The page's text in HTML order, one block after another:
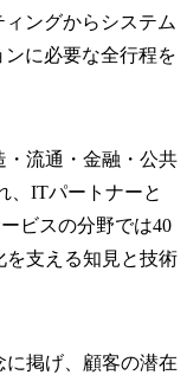
ングからシステム
に必要な全行程を
・流通・金融・公共
、ITパートナーと
ビスの分野では40
を支える知見と技術
に掲げ、顧客の潜在